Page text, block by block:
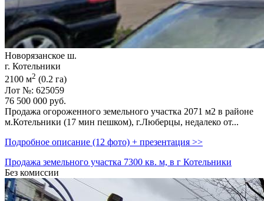
Новорязанское ш.
г. Котельники
2100 м2 (0.2 га)
Лот №: 625059
76 500 000 руб.
Продажа огороженного земельного участка 2071 м2 в районе
м.Котельники (17 мин пешком),­ г.Люберцы,­ недалеко от...
Подробное описание (12 фото) + презентация >>
Продажа земельного участка 7300 кв. м, в г Котельники
Без комиссии